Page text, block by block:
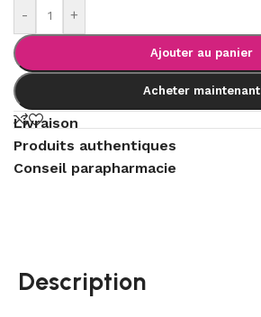
- +
Ajouter au panier
Acheter maintenant
Livraison
Produits authentiques
Conseil parapharmacie
Description